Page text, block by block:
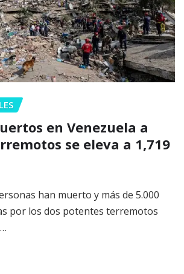
en Venezuela a
se eleva a 1,719
han muerto y más de 5.000
por los dos potentes terremotos